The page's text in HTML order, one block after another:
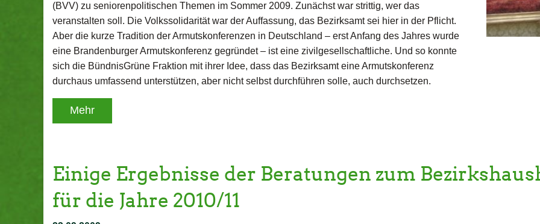
(BVV) zu seniorenpolitischen Themen im Sommer 2009. Zunächst war strittig, wer das
veranstalten soll. Die Volkssolidarität war der Auffassung, das Bezirksamt sei hier in der Pflicht.
Aber die kurze Tradition der Armutskonferenzen in Deutschland – erst Anfang des Jahres wurde
eine Brandenburger Armutskonferenz gegründet – ist eine zivilgesellschaftliche. Und so konnte
sich die BündnisGrüne Fraktion mit ihrer Idee, dass das Bezirksamt eine Armutskonferenz
durchaus umfassend unterstützen, aber nicht selbst durchführen solle, auch durchsetzen.
Mehr
Einige Ergebnisse der Beratungen zum
für die Jahre 2010/11